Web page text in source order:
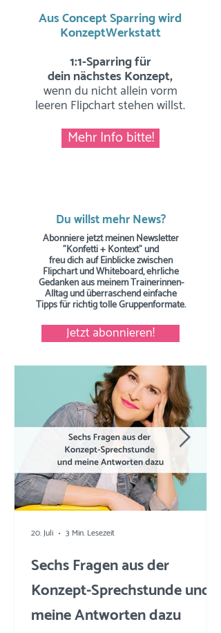
Aus Concept Sparring wird
KonzeptWerkstatt
1:1-Sparring für
dein nächstes Konzept,
wenn du nicht allein vorm
leeren Flipchart stehen willst.
Mehr Info bitte!
Du willst mehr News?
Abonniere jetzt meinen Newsletter
"Konfetti + Kontext" und
freu dich auf Einblicke zwischen
Flipchart und Whiteboard, ehrliche
Gedanken aus meinem Trainerinnen-
Alltag und überraschend einfache
Tippsfür richtig tolle Gruppenformate.
Jetzt abonnieren!
Sechs Fragen aus der
Konzept-Sprechstunde und
meine Antworten dazu
20. Juli 3 Min. Lesezeit